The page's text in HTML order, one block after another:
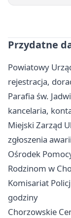
Przydatne
Powiatowy
rejestracja,
Parafia św.
kancelaria,
Miejski Zarząd
zgłoszenia
Ośrodek
Rodzinom w
Komisariat
godziny
Chorzowskie